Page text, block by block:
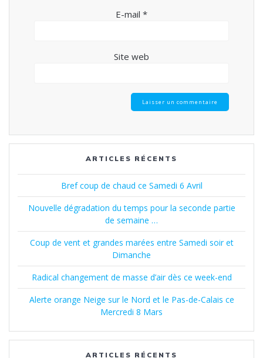
E-mail *
Site web
ARTICLES RÉCENTS
Bref coup de chaud ce Samedi 6 Avril
Nouvelle dégradation du temps pour la seconde partie
de semaine …
Coup de vent et grandes marées entre Samedi soir et
Dimanche
Radical changement de masse d’air dès ce week-end
Alerte orange Neige sur le Nord et le Pas-de-Calais ce
Mercredi 8 Mars
ARTICLES RÉCENTS